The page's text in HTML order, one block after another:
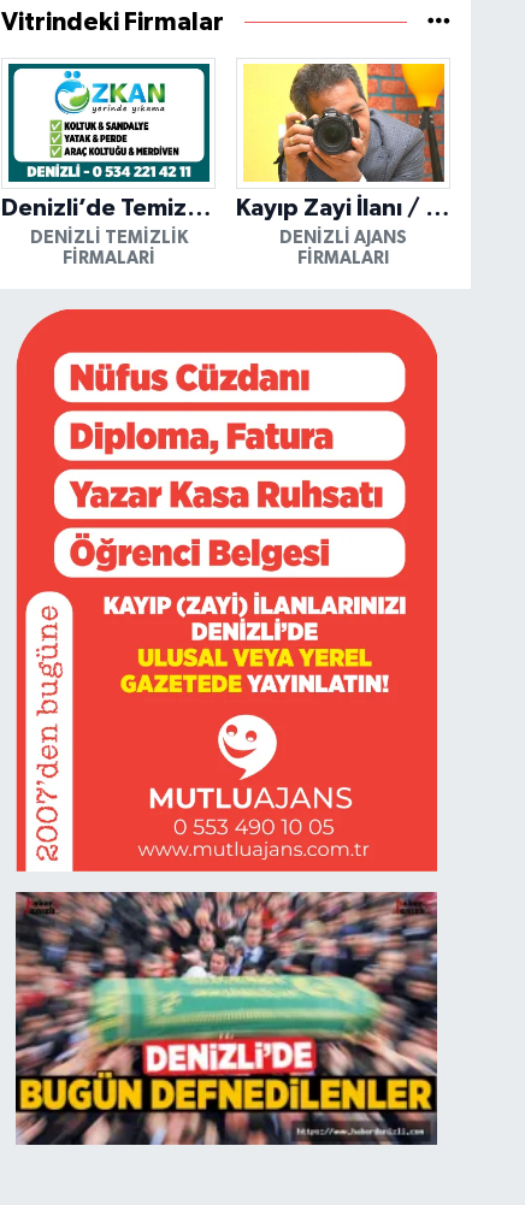
Vitrindeki Firmalar
Denizli’de Temizliğin Güvenilir Adresi: Özkan Yerinde Yıkama
DENIZLI TEMIZLIK
FIRMALARI
Kayıp Zayi İlanı / Mutlu Ajans / Denizli
DENIZLI AJANS
FIRMALARI